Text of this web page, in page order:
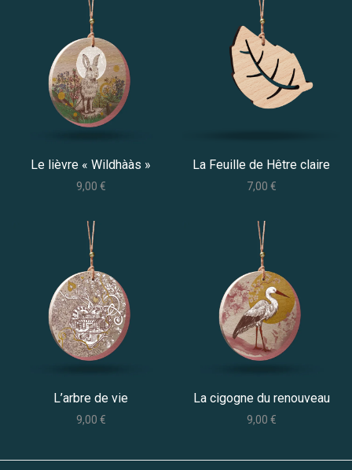
Le lièvre « Wildhààs »
9,00 €
La Feuille de Hêtre claire
7,00 €
L’arbre de vie
9,00 €
La cigogne du renouveau
9,00 €